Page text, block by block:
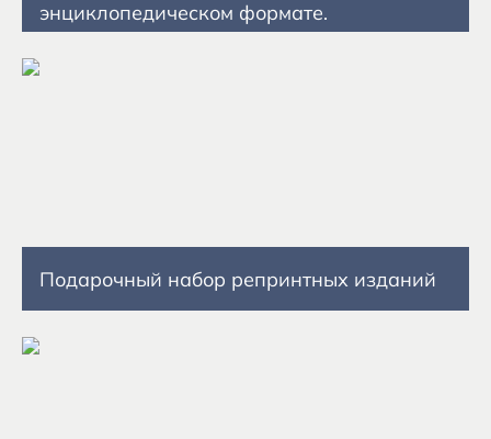
энциклопедическом формате.
Подарочный набор репринтных изданий